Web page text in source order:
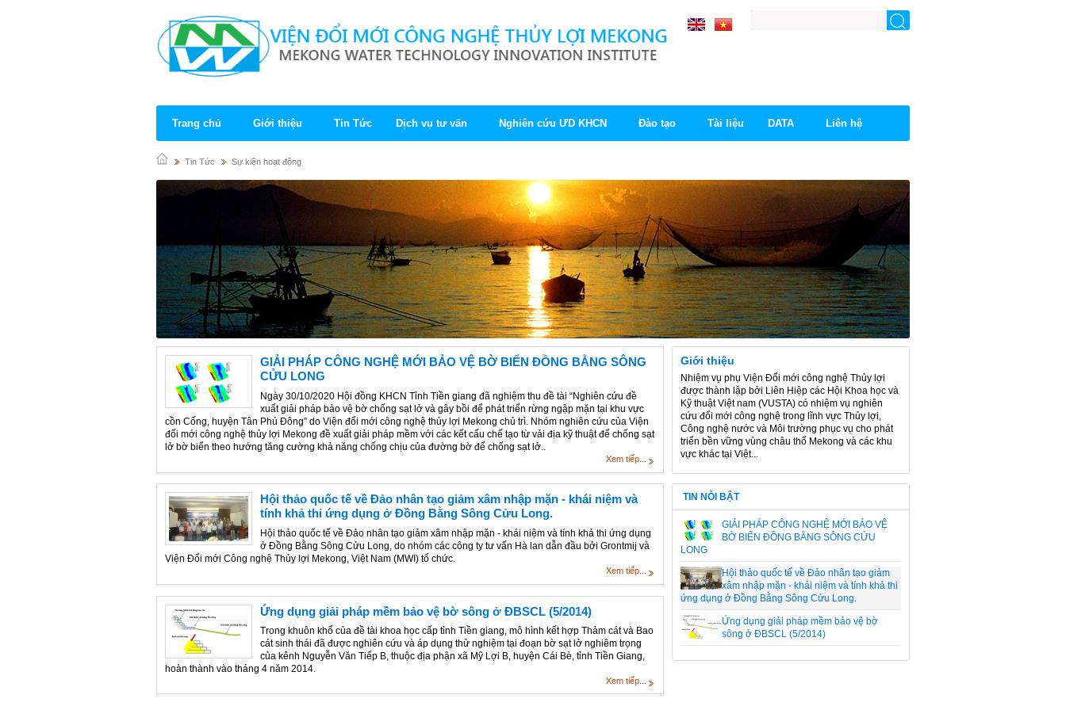
Trang chủ Giới thiệu Tin Tức Dịch vụ tư vấn Nghiên cứu ƯD KHCN Đào tạo Tài liệu DATA Liên hệ
Tin Tức Sự kiện hoạt động
GIẢI PHÁP CÔNG NGHỆ MỚI BẢO VỆ BỜ BIỂN ĐỒNG BẰNG SÔNG
CỬU LONG
Ngày 30/10/2020 Hội đồng KHCN Tỉnh Tiền giang đã nghiệm thu đề tài “Nghiên cứu đề
xuất giải pháp bảo vệ bờ chống sạt lở và gây bồi để phát triển rừng ngập mặn tại khu vực
cồn Cống, huyện Tân Phú Đông” do Viện đổi mới công nghệ thủy lợi Mekong chủ trì. Nhóm nghiên cứu của Viện
đổi mới công nghệ thủy lợi Mekong đề xuất giải pháp mềm với các kết cấu chế tạo từ vải địa kỹ thuật để chống sạt
lở bờ biển theo hướng tăng cường khả năng chống chịu của đường bờ để chống sạt lở..
Xem tiếp...
Hội thảo quốc tế về Đảo nhân tạo giảm xâm nhập mặn - khái niệm và
tính khả thi ứng dụng ở Đồng Bằng Sông Cửu Long.
Hội thảo quốc tế về Đảo nhân tạo giảm xâm nhập mặn - khái niệm và tính khả thi ứng dụng
ở Đồng Bằng Sông Cửu Long, do nhóm các công ty tư vấn Hà lan dẫn đầu bởi Grontmij và
Viện Đổi mới Công nghệ Thủy lợi Mekong, Việt Nam (MWI) tổ chức.
Xem tiếp...
Ứng dụng giải pháp mềm bảo vệ bờ sông ở ĐBSCL (5/2014)
Trong khuôn khổ của đề tài khoa học cấp tỉnh Tiền giang, mô hình kết hợp Thảm cát và Bao
cát sinh thái đã được nghiên cứu và áp dụng thử nghiệm tại đoạn bờ sạt lở nghiêm trọng
của kênh Nguyễn Văn Tiếp B, thuộc địa phận xã Mỹ Lợi B, huyện Cái Bè, tỉnh Tiền Giang,
hoàn thành vào tháng 4 năm 2014.
Xem tiếp...
Giới thiệu
Nhiệm vụ phụ Viện Đổi mới công nghệ Thủy lợi
được thành lập bởi Liên Hiệp các Hội Khoa học và
Kỹ thuật Việt nam (VUSTA) có nhiệm vụ nghiên
cứu đổi mới công nghệ trong lĩnh vực Thủy lợi,
Công nghệ nước và Môi trường phục vụ cho phát
triển bền vững vùng châu thổ Mekong và các khu
vực khác tại Việt...
TIN NỖI BẬT
GIẢI PHÁP CÔNG NGHỆ MỚI BẢO VỆ
BỜ BIỂN ĐỒNG BẰNG SÔNG CỬU
LONG
Hội thảo quốc tế về Đảo nhân tạo giảm
xâm nhập mặn - khái niệm và tính khả thi
ứng dụng ở Đồng Bằng Sông Cửu Long.
Ứng dụng giải pháp mềm bảo vệ bờ
sông ở ĐBSCL (5/2014)